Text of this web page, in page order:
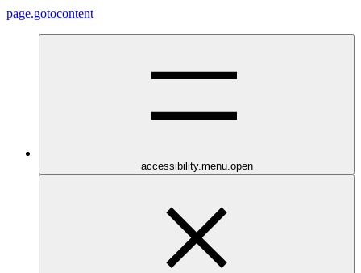
page.gotocontent
accessibility.menu.open